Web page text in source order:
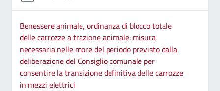
Benessere animale, ordinanza di blocco totale
delle carrozze a trazione animale: misura
necessaria nelle more del periodo previsto dalla
deliberazione del Consiglio comunale per
consentire la transizione definitiva delle carrozze
in mezzi elettrici